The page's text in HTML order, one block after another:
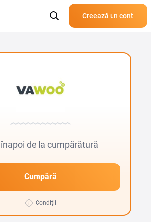
Creează un cont
înapoi de la cumpărătură
Cumpără
Condiții